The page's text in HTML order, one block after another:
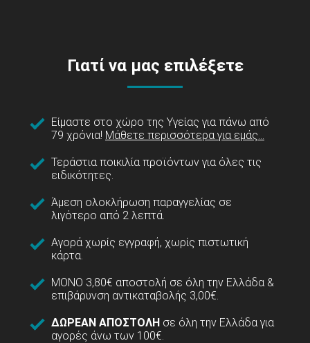
Γιατί να μας επιλέξετε
Είμαστε στο χώρο της Υγείας για πάνω από
79 χρόνια! Μάθετε περισσότερα για εμάς...
Τεράστια ποικιλία προϊόντων για όλες τις
ειδικότητες.
Άμεση ολοκλήρωση παραγγελίας σε
λιγότερο από 2 λεπτά.
Αγορά χωρίς εγγραφή, χωρίς πιστωτική
κάρτα.
ΜΟΝΟ 3,80€ αποστολή σε όλη την Ελλάδα &
επιβάρυνση αντικαταβολής 3,00€.
ΔΩΡΕΑΝ ΑΠΟΣΤΟΛΗ σε όλη την Ελλάδα για
αγορές άνω των 100€.